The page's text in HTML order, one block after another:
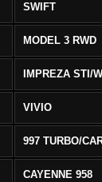
SWIFT
MODEL 3 RWD
IMPREZA STI/
VIVIO
CAYENNE 958